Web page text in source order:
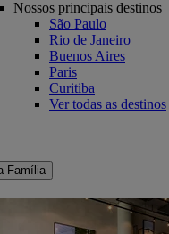
Nossos principais destinos
São Paulo
Rio de Janeiro
Buenos Aires
Paris
Curitiba
Ver todas as destinos
Família